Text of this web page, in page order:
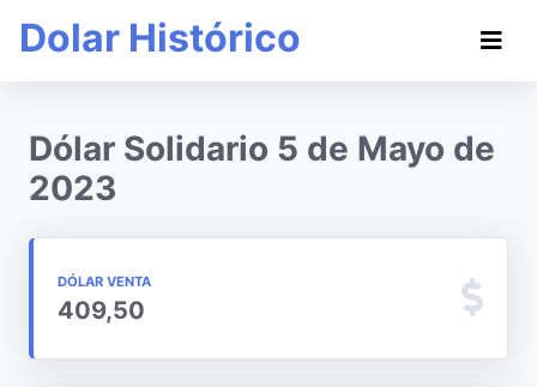
Dolar Histórico
Dólar Solidario 5 de Mayo de
2023
DÓLAR VENTA
409,50